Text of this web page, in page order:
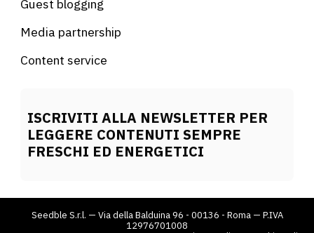
Guest blogging
Media partnership
Content service
ISCRIVITI ALLA NEWSLETTER PER
LEGGERE CONTENUTI SEMPRE
FRESCHI ED ENERGETICI
Seedble S.r.l. — Via della Balduina 96 - 00136 - Roma — P.IVA
12976701008